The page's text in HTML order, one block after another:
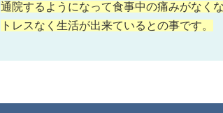
通院するようになって食事中の痛みがなく
トレスなく生活が出来ているとの事です。